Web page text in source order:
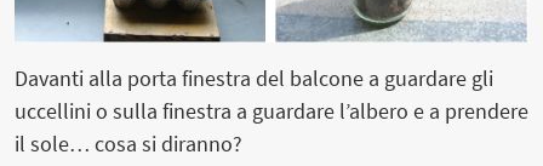
Davanti alla porta finestra del balcone a guardare gli
uccellini o sulla finestra a guardare l’albero e a prendere
il sole… cosa si diranno?